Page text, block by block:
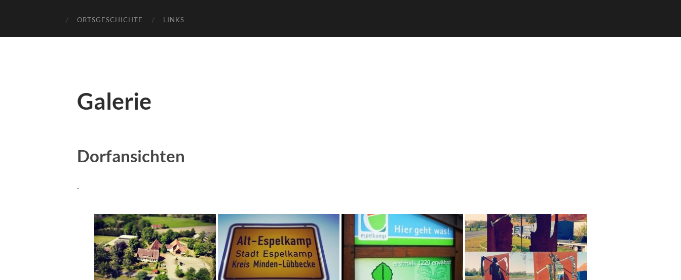
ORTSGESCHICHTE LINKS
Galerie
Dorfansichten
.